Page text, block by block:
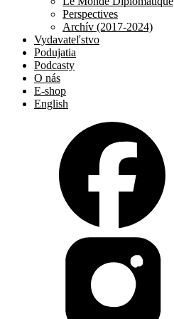
Perspectives
Archív (2017-2024)
Vydavateľstvo
Podujatia
Podcasty
O nás
E-shop
English